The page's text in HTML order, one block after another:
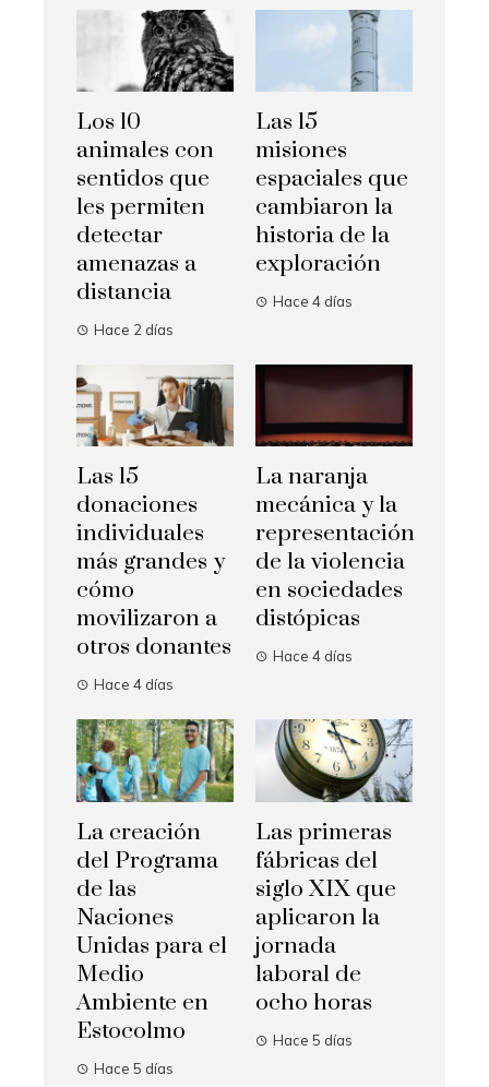
Los 10
animales con
sentidos que
les permiten
detectar
amenazas a
distancia
Hace 2 días
Las 15
misiones
espaciales que
cambiaron la
historia de la
exploración
Hace 4 días
Las 15
donaciones
individuales
más grandes y
cómo
movilizaron a
otros donantes
Hace 4 días
La naranja
mecánica y la
representación
de la violencia
en sociedades
distópicas
Hace 4 días
La creación
del Programa
de las
Naciones
Unidas para el
Medio
Ambiente en
Estocolmo
Hace 5 días
Las primeras
fábricas del
siglo XIX que
aplicaron la
jornada
laboral de
ocho horas
Hace 5 días